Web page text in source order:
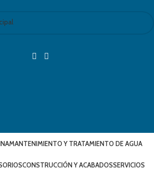
MANTENIMIENTO Y TRATAMIENTO DE AGUA
CONSTRUCCIÓN Y ACABADOSSERVICIOS